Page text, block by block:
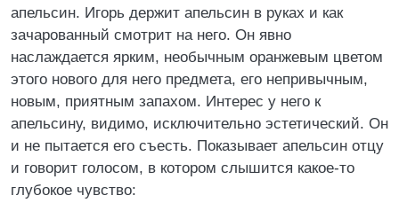
апельсин. Игорь держит апельсин в руках и как
зачарованный смотрит на него. Он явно
наслаждается ярким, необычным оранжевым цветом
этого нового для него предмета, его непривычным,
новым, приятным запахом. Интерес у него к
апельсину, видимо, исключительно эстетический. Он
и не пытается его съесть. Показывает апельсин отцу
и говорит голосом, в котором слышится какое-то
глубокое чувство: